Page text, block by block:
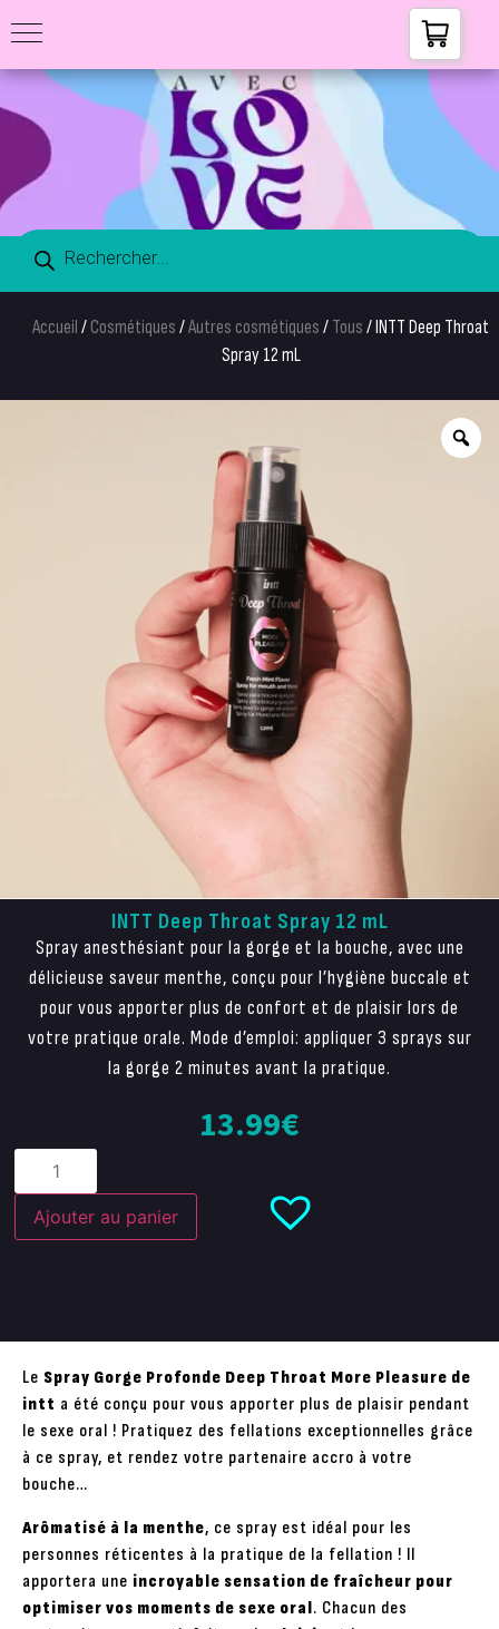
Accueil / Cosmétiques /Autres cosmétiques / Tous / INTT Deep Throat
Spray 12 mL
INTT Deep Throat Spray 12 mL
Spray anesthésiant pour la gorge et la bouche, avec une
délicieuse saveur menthe, conçu pour l’hygiène buccale et
pour vous apporter plus de confort et de plaisir lors de
votre pratique orale. Mode d’emploi: appliquer 3 sprays sur
la gorge 2 minutes avant la pratique.
13.99€
Ajouter au panier
Le Spray Gorge Profonde Deep Throat More Pleasure de
intt a été conçu pour vous apporter plus de plaisir pendant
le sexe oral ! Pratiquez des fellations exceptionnelles grâce
à ce spray, et rendez votre partenaire accro à votre
bouche…
Arômatisé à la menthe, ce spray est idéal pour les
personnes réticentes à la pratique de la fellation ! Il
apportera une incroyable sensation de fraîcheur pour
optimiser vos moments de sexe oral. Chacun des